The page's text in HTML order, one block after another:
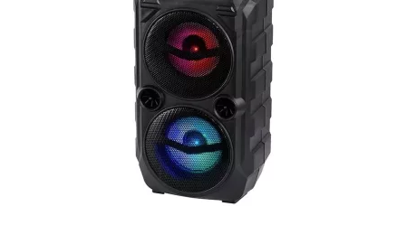
Oprema za pisarno in dom